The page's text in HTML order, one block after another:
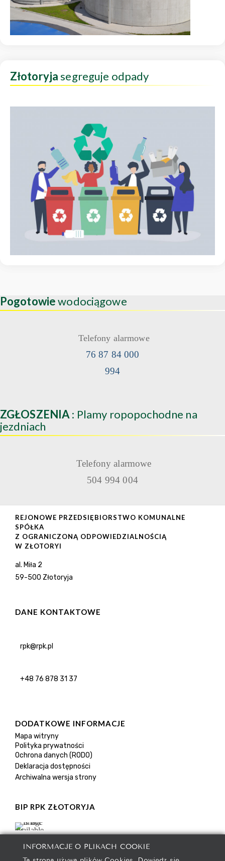
Złotoryjasegreguje odpady
Pogotowiewodociągowe
Telefony alarmowe
76 87 84 000
994
ZGŁOSZENIA : Plamy ropopochodne na
jezdniach
Telefony alarmowe
504 994 004
REJONOWE PRZEDSIĘBIORSTWO KOMUNALNE
SPÓŁKA
Z OGRANICZONĄ ODPOWIEDZIALNOŚCIĄ
W ZŁOTORYI
al. Miła 2
59-500 Złotoryja
DANE KONTAKTOWE
rpk@rpk.pl
+48 76 878 31 37
DODATKOWE INFORMACJE
Mapa witryny
Polityka prywatności
Ochrona danych (RODO)
Deklaracja dostępności
Archiwalna wersja strony
BIP RPK ZŁOTORYJA
INFORMACJE O PLIKACH COOKIE